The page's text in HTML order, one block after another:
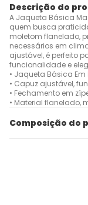
Descrição do
A Jaqueta Básica
quem busca
moletom flanelado,
necessários em
ajustável, é perfeito
funcionalidade e
• Jaqueta Básica
• Capuz ajustável,
• Fechamento em
• Material flanelado,
Composição do